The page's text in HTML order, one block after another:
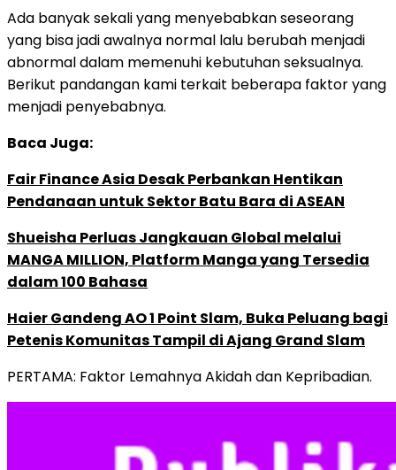
Ada banyak sekali yang menyebabkan seseorang
yang bisa jadi awalnya normal lalu berubah menjadi
abnormal dalam memenuhi kebutuhan seksualnya.
Berikut pandangan kami terkait beberapa faktor yang
menjadi penyebabnya.
Baca Juga:
Fair Finance Asia Desak Perbankan Hentikan
Pendanaan untuk Sektor Batu Bara di ASEAN
Shueisha Perluas Jangkauan Global melalui
MANGA MILLION, Platform Manga yang Tersedia
dalam 100 Bahasa
Haier Gandeng AO 1 Point Slam, Buka Peluang bagi
Petenis Komunitas Tampil di Ajang Grand Slam
PERTAMA: Faktor Lemahnya Akidah dan Kepribadian.